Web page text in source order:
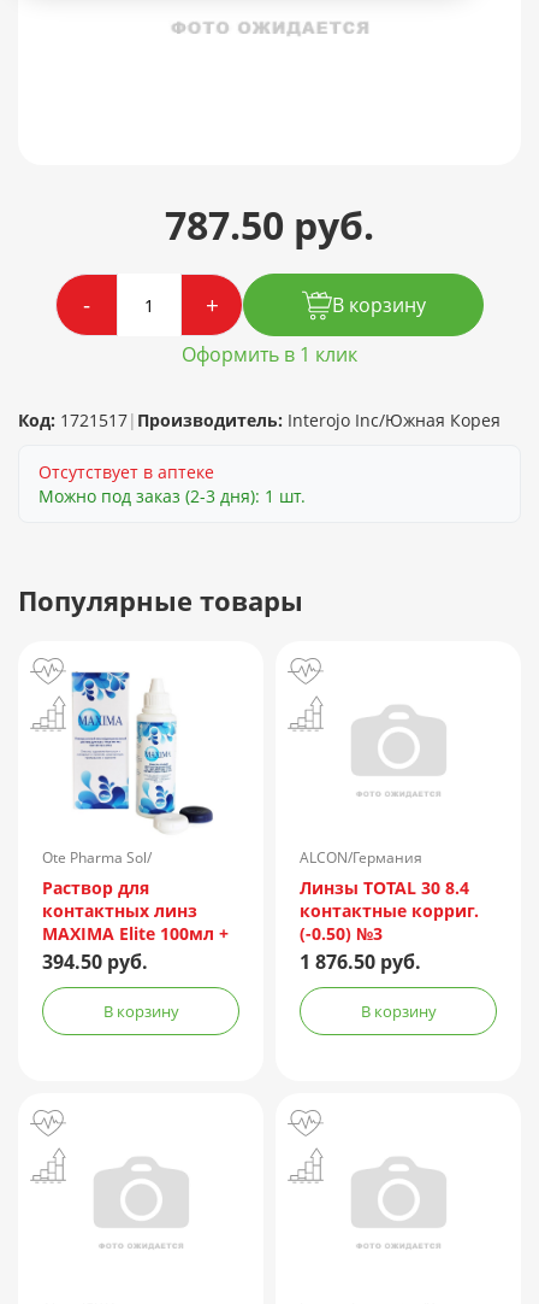
787.50 руб.
- +
В корзину
Оформить в 1 клик
Код: 1721517| Производитель: Interojo Inc/Южная Корея
Отсутствует в аптеке
Можно под заказ (2-3 дня): 1 шт.
Популярные товары
Ote Pharma Sol/
Нидерланды
Раствор для
контактных линз
MAXIMA Elite 100мл +
контейнер
394.50 руб.
В корзину
ALCON/Германия
Линзы TOTAL 30 8.4
контактные корриг.
(-0.50) №3
1 876.50 руб.
В корзину